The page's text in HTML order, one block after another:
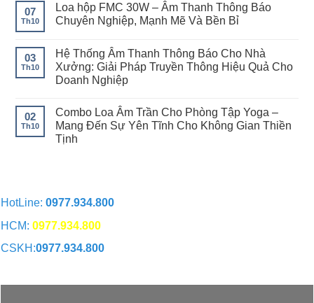
07
Th10
Loa hộp FMC 30W – Âm Thanh Thông Báo
Chuyên Nghiệp, Mạnh Mẽ Và Bền Bỉ
03
Th10
Hệ Thống Âm Thanh Thông Báo Cho Nhà
Xưởng: Giải Pháp Truyền Thông Hiệu Quả Cho
Doanh Nghiệp
02
Th10
Combo Loa Âm Trần Cho Phòng Tập Yoga –
Mang Đến Sự Yên Tĩnh Cho Không Gian Thiền
Tịnh
HotLine: 0977.934.800
HCM: 0977.934.800
CSKH:0977.934.800